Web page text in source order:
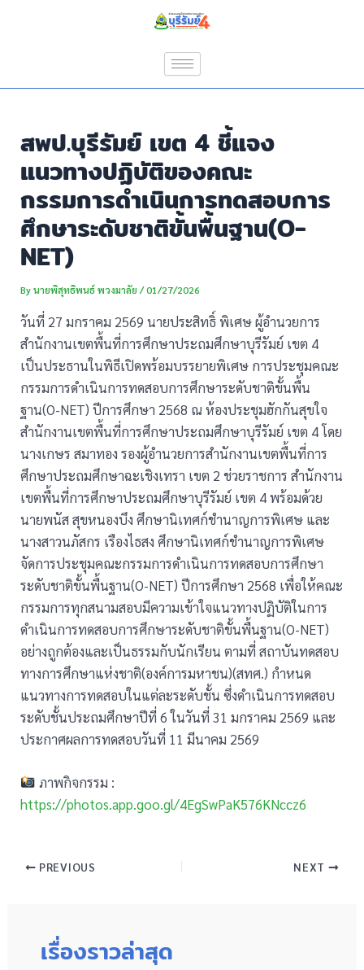
สพป.บุรีรัมย์ เขต 4 ชี้แจง
แนวทางปฏิบัติของคณะ
กรรมการดำเนินการทดสอบการ
ศึกษาระดับชาติขั้นพื้นฐาน(O-
NET)
Byนายพิสุทธิพนธ์ พวงมาลัย/01/27/2026
วันที่ 27 มกราคม 2569 นายประสิทธิ์ พิเศษ ผู้อำนวยการ
สำนักงานเขตพื้นที่การศึกษาประถมศึกษาบุรีรัมย์ เขต 4
เป็นประธานในพิธีเปิดพร้อมบรรยายพิเศษ การประชุมคณะ
กรรมการดำเนินการทดสอบการศึกษาระดับชาติขั้นพื้น
ฐาน(O-NET) ปีการศึกษา 2568 ณ ห้องประชุมฮักกันสุขใจ
สำนักงานเขตพื้นที่การศึกษาประถมศึกษาบุรีรัมย์ เขต 4 โดย
นางเกษร สมาทอง รองผู้อำนวยการสำนักงานเขตพื้นที่การ
ศึกษาประถมศึกษาฉะเชิงเทรา เขต 2 ช่วยราชการ สำนักงาน
เขตพื้นที่การศึกษาประถมศึกษาบุรีรัมย์ เขต 4 พร้อมด้วย
นายพนัส สุขหนองบึง ศึกษานิเทศก์ชำนาญการพิเศษ และ
นางสาวนภัสกร เรืองไธสง ศึกษานิเทศก์ชำนาญการพิเศษ
จัดการประชุมคณะกรรมการดำเนินการทดสอบการศึกษา
ระดับชาติขั้นพื้นฐาน(O-NET) ปีการศึกษา 2568 เพื่อให้คณะ
กรรมการทุกสนามสอบมีความเข้าใจแนวทางปฏิบัติในการ
ดำเนินการทดสอบการศึกษาระดับชาติขั้นพื้นฐาน(O-NET)
อย่างถูกต้องและเป็นธรรมกับนักเรียน ตามที่ สถาบันทดสอบ
ทางการศึกษาแห่งชาติ(องค์การมหาชน)(สทศ.) กำหนด
แนวทางการทดสอบในแต่ละระดับชั้น ซึ่งดำเนินการทดสอบ
ระดับชั้นประถมศึกษาปีที่ 6 ในวันที่ 31 มกราคม 2569 และ
ประกาศผลการทดสอบวันที่ 11 มีนาคม 2569
ภาพกิจกรรม :
https://photos.app.goo.gl/4EgSwPaK576KNccz6
PREVIOUS NEXT
เรื่องราวล่าสุด